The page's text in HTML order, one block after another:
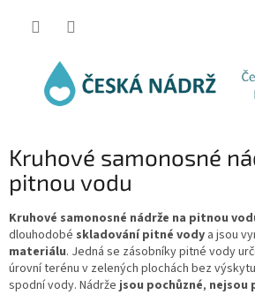
Kruhové samonosné
pitnou vodu
Kruhové samonosné nádrže na pitnou
dlouhodobé skladování pitné vody a jsou
materiálu. Jedná se zásobníky pitné vody
úrovní terénu v zelených plochách bez
spodní vody. Nádrže jsou pochůzné, nejsou